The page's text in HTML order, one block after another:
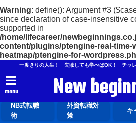
Warning: define(): Argument #3
since declaration of case-insensitive
supported in
/home/lifecareer/
content/plugins/ptengine-real-time-
heatmap/ptengine-for-
一度きりの人生！ 失敗しても学べばOK！ チャレ
menu New
NB式転職
術
外資転職対
策
キ